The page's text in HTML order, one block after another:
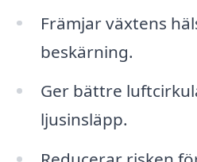
Främjar växtens
beskärning.
Ger bättre
ljusinsläpp.